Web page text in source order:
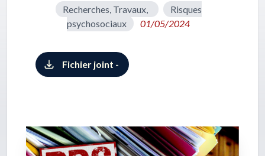
Recherches, Travaux,
Risques
psychosociaux
01/05/2024
Fichier joint -